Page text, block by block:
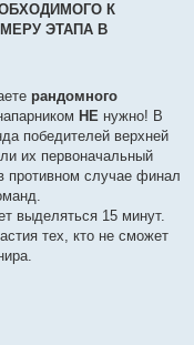
К
ЭТАПА В
рандомного
НЕ нужно! В
победителей верхней
их первоначальный
противном случае финал
выделяться 15 минут.
тех, кто не сможет